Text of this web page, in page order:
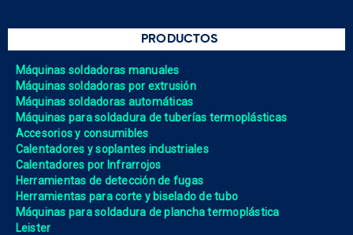
PRODUCTOS
Máquinas soldadoras manuales
Máquinas soldadoras por extrusión
Máquinas soldadoras automáticas
Máquinas para soldadura de tuberías termoplásticas
Accesorios y consumibles
Calentadores y soplantes industriales
Calentadores por Infrarrojos
Herramientas de detección de fugas
Herramientas para corte y biselado de tubo
Máquinas para soldadura de plancha termoplástica
Leister